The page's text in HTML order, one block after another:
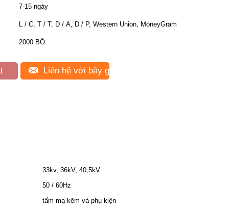
7-15 ngày
L / C, T / T, D / A, D / P, Western Union, MoneyGram
2000 BỘ
Liên hệ với bây giờ
33kv, 36kV, 40,5kV
50 / 60Hz
tấm mạ kẽm và phụ kiện